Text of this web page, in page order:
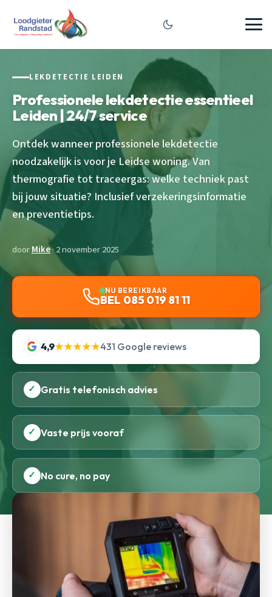
LEKDETECTIE LEIDEN
Professionele lekdetectie essentieel
Leiden | 24/7 service
Ontdek wanneer professionele lekdetectie
noodzakelijk is voor je Leidse woning. Van
thermografie tot traceergas: welke techniek past
bij jouw situatie? Inclusief verzekeringsinformatie
en preventietips.
doorMike· 2 november 2025
NU BEREIKBAAR
BEL 085 019 81 11
4,9★★★★★431 Google reviews
✓ Gratis telefonisch advies
✓ Vaste prijs vooraf
✓ No cure, no pay